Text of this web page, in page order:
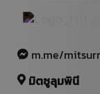
m.me/
มิตซูลุมพินี